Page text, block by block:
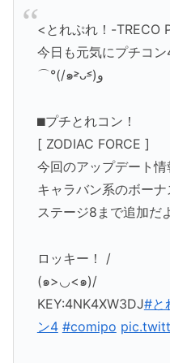
<とれぷれ！-TRECO
今日も元気にプチコ
⌒°(/๑˃̵ᴗ˂̵)و
⬛︎プチとれコン！
[ ZODIAC FORCE ]
今回のアップデート情
キャラバン系のボーナ
ステージ8まで追加だ
ロッキー！ /
(๑>◡<๑)/
KEY:4NK4XW3DJ#と
ン4 #comipo